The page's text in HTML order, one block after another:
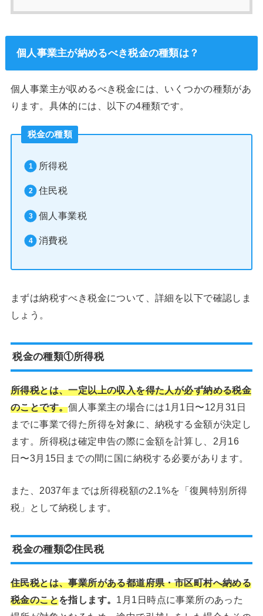
個人事業主が納めるべき税金の種類は？
個人事業主が収めるべき税金には、いくつかの種類があ
ります。具体的には、以下の4種類です。
税金の種類
所得税
住民税
個人事業税
消費税
まずは納税すべき税金について、詳細を以下で確認しま
しょう。
税金の種類①所得税
所得税とは、一定以上の収入を得た人が必ず納める税金
のことです。個人事業主の場合には1月1日〜12月31日
までに事業で得た所得を対象に、納税する金額が決定し
ます。所得税は確定申告の際に金額を計算し、2月16
日〜3月15日までの間に国に納税する必要があります。
また、2037年までは所得税額の2.1%を「復興特別所得
税」として納税します。
税金の種類②住民税
住民税とは、事業所がある都道府県・市区町村へ納める
税金のことを指します。 1月1日時点に事業所のあった